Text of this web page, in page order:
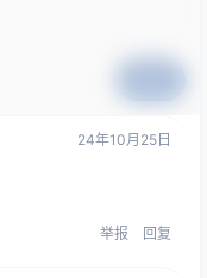
24年10月25日
举报 回复